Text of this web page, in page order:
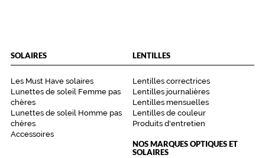
Type
montage
Cerclé
Matière
Métal
SOLAIRES
Les Must Have solaires
Lunettes de soleil Femme pas
chères
Lunettes de soleil Homme pas
chères
Accessoires
LENTILLES
Lentilles correctrices
Lentilles journalières
Lentilles mensuelles
Lentilles de couleur
Produits d'entretien
NOS MARQUES OPTIQUES ET
SOLAIRES